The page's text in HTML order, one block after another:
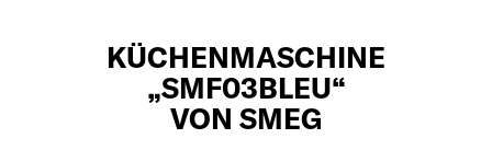
KÜCHENMASCHINE
„SMF03BLEU“
VON SMEG